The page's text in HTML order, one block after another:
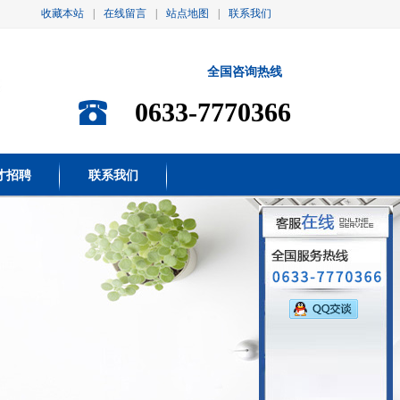
收藏本站 在线留言 站点地图 联系我们
全国咨询热线
0633-7770366
招聘 联系我们